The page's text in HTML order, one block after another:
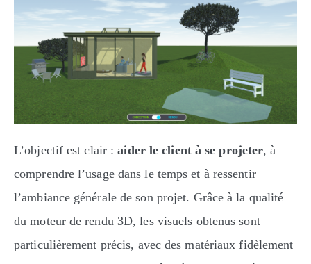
L’objectif est clair :aider le client à se projeter, à
comprendre l’usage dans le temps et à ressentir
l’ambiance générale de son projet. Grâce à la qualité
du moteur de rendu 3D, les visuels obtenus sont
particulièrement précis, avec des matériaux fidèlement